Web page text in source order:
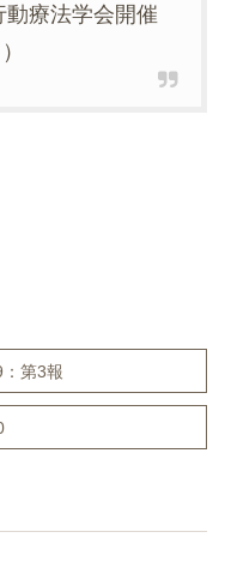
療法学会開催
第3報